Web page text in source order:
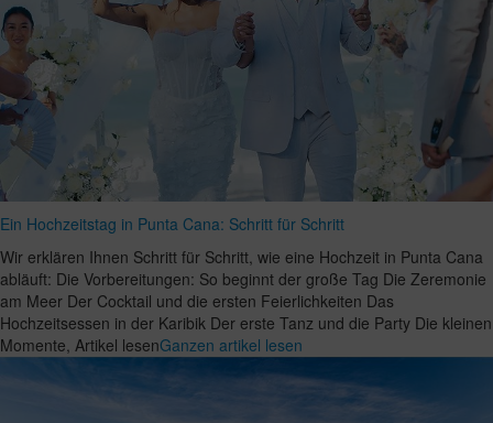
Ein Hochzeitstag in Punta Cana: Schritt für Schritt
Wir erklären Ihnen Schritt für Schritt, wie eine Hochzeit in Punta Cana
abläuft: Die Vorbereitungen: So beginnt der große Tag Die Zeremonie
am Meer Der Cocktail und die ersten Feierlichkeiten Das
Hochzeitsessen in der Karibik Der erste Tanz und die Party Die kleinen
Momente, Artikel lesenGanzen artikel lesen